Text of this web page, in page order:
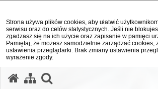
Strona używa plików cookies, aby ułatwić
serwisu oraz do celów statystycznych. Jeśli nie
zgadzasz się na ich użycie oraz zapisanie w pamięci
Pamiętaj, że możesz samodzielnie zarządzać cookies,
ustawienia przeglądarki. Brak zmiany ustawienia
wyrażenie zgody.